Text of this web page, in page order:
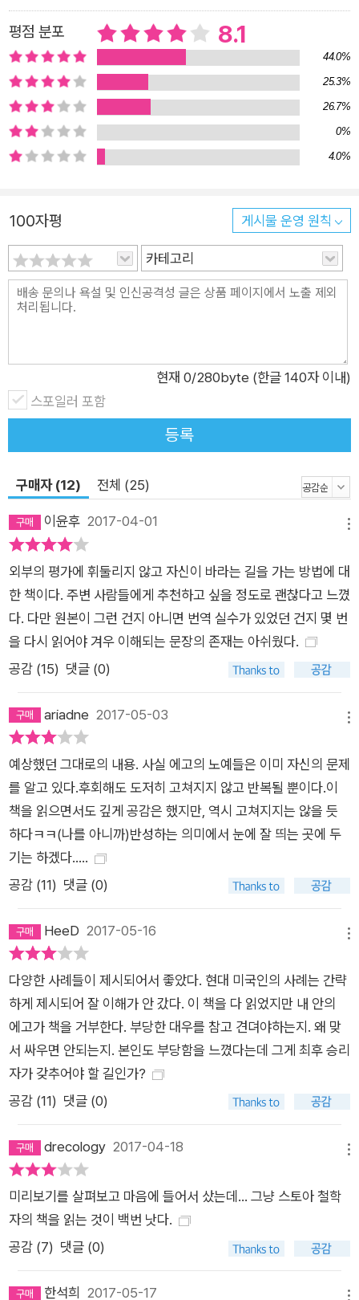
평점 분포 8.1
44.0%
25.3%
26.7%
0%
4.0%
100자평 게시물 운영 원칙
카테고리
현재 0/280byte (한글 140자 이내)
스포일러 포함
등록
구매자 (12) 전체 (25)
이윤후 2017-04-01
외부의 평가에 휘둘리지 않고 자신이 바라는 길을 가는 방법에 대
한 책이다. 주변 사람들에게 추천하고 싶을 정도로 괜찮다고 느꼈
다. 다만 원본이 그런 건지 아니면 번역 실수가 있었던 건지 몇 번
을 다시 읽어야 겨우 이해되는 문장의 존재는 아쉬웠다.
공감 (15) 댓글 (0)
ariadne 2017-05-03
예상했던 그대로의 내용. 사실 에고의 노예들은 이미 자신의 문제
를 알고 있다.후회해도 도저히 고쳐지지 않고 반복될 뿐이다.이
책을 읽으면서도 깊게 공감은 했지만, 역시 고쳐지지는 않을 듯
하다ㅋㅋ(나를 아니까)반성하는 의미에서 눈에 잘 띄는 곳에 두
기는 하겠다.....
공감 (11) 댓글 (0)
HeeD 2017-05-16
다양한 사례들이 제시되어서 좋았다. 현대 미국인의 사례는 간략
하게 제시되어 잘 이해가 안 갔다. 이 책을 다 읽었지만 내 안의
에고가 책을 거부한다. 부당한 대우를 참고 견뎌야하는지. 왜 맞
서 싸우면 안되는지. 본인도 부당함을 느꼈다는데 그게 최후 승리
자가 갖추어야 할 길인가?
공감 (11) 댓글 (0)
drecology 2017-04-18
미리보기를 살펴보고 마음에 들어서 샀는데... 그냥 스토아 철학
자의 책을 읽는 것이 백번 낫다.
공감 (7) 댓글 (0)
한석희 2017-05-17